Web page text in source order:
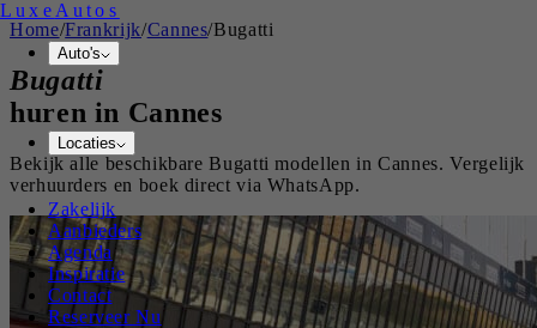
Luxe Autos
Auto's
Locaties
Zakelijk
Aanbieders
Agenda
Inspiratie
Contact
Reserveer Nu
Home/Frankrijk/Cannes/Bugatti
Bugatti
huren in Cannes
Bekijk alle beschikbareBugatti modellen inCannes. Vergelijk
verhuurders en boek direct via WhatsApp.